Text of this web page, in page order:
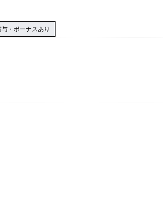
与・ボーナスあり